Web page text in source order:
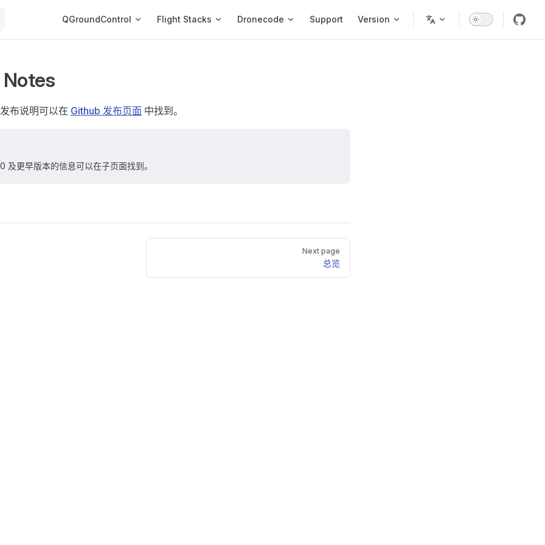
QGroundControl Flight Stacks Dronecode Support Version
Notes
布说明可以在 Github 发布页面 中找到。
及更早版本的信息可以在子页面找到。
Next page
总览